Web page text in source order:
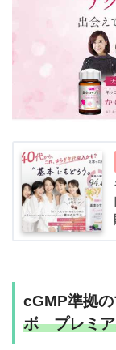
cGMP準拠の
ボ プレミ